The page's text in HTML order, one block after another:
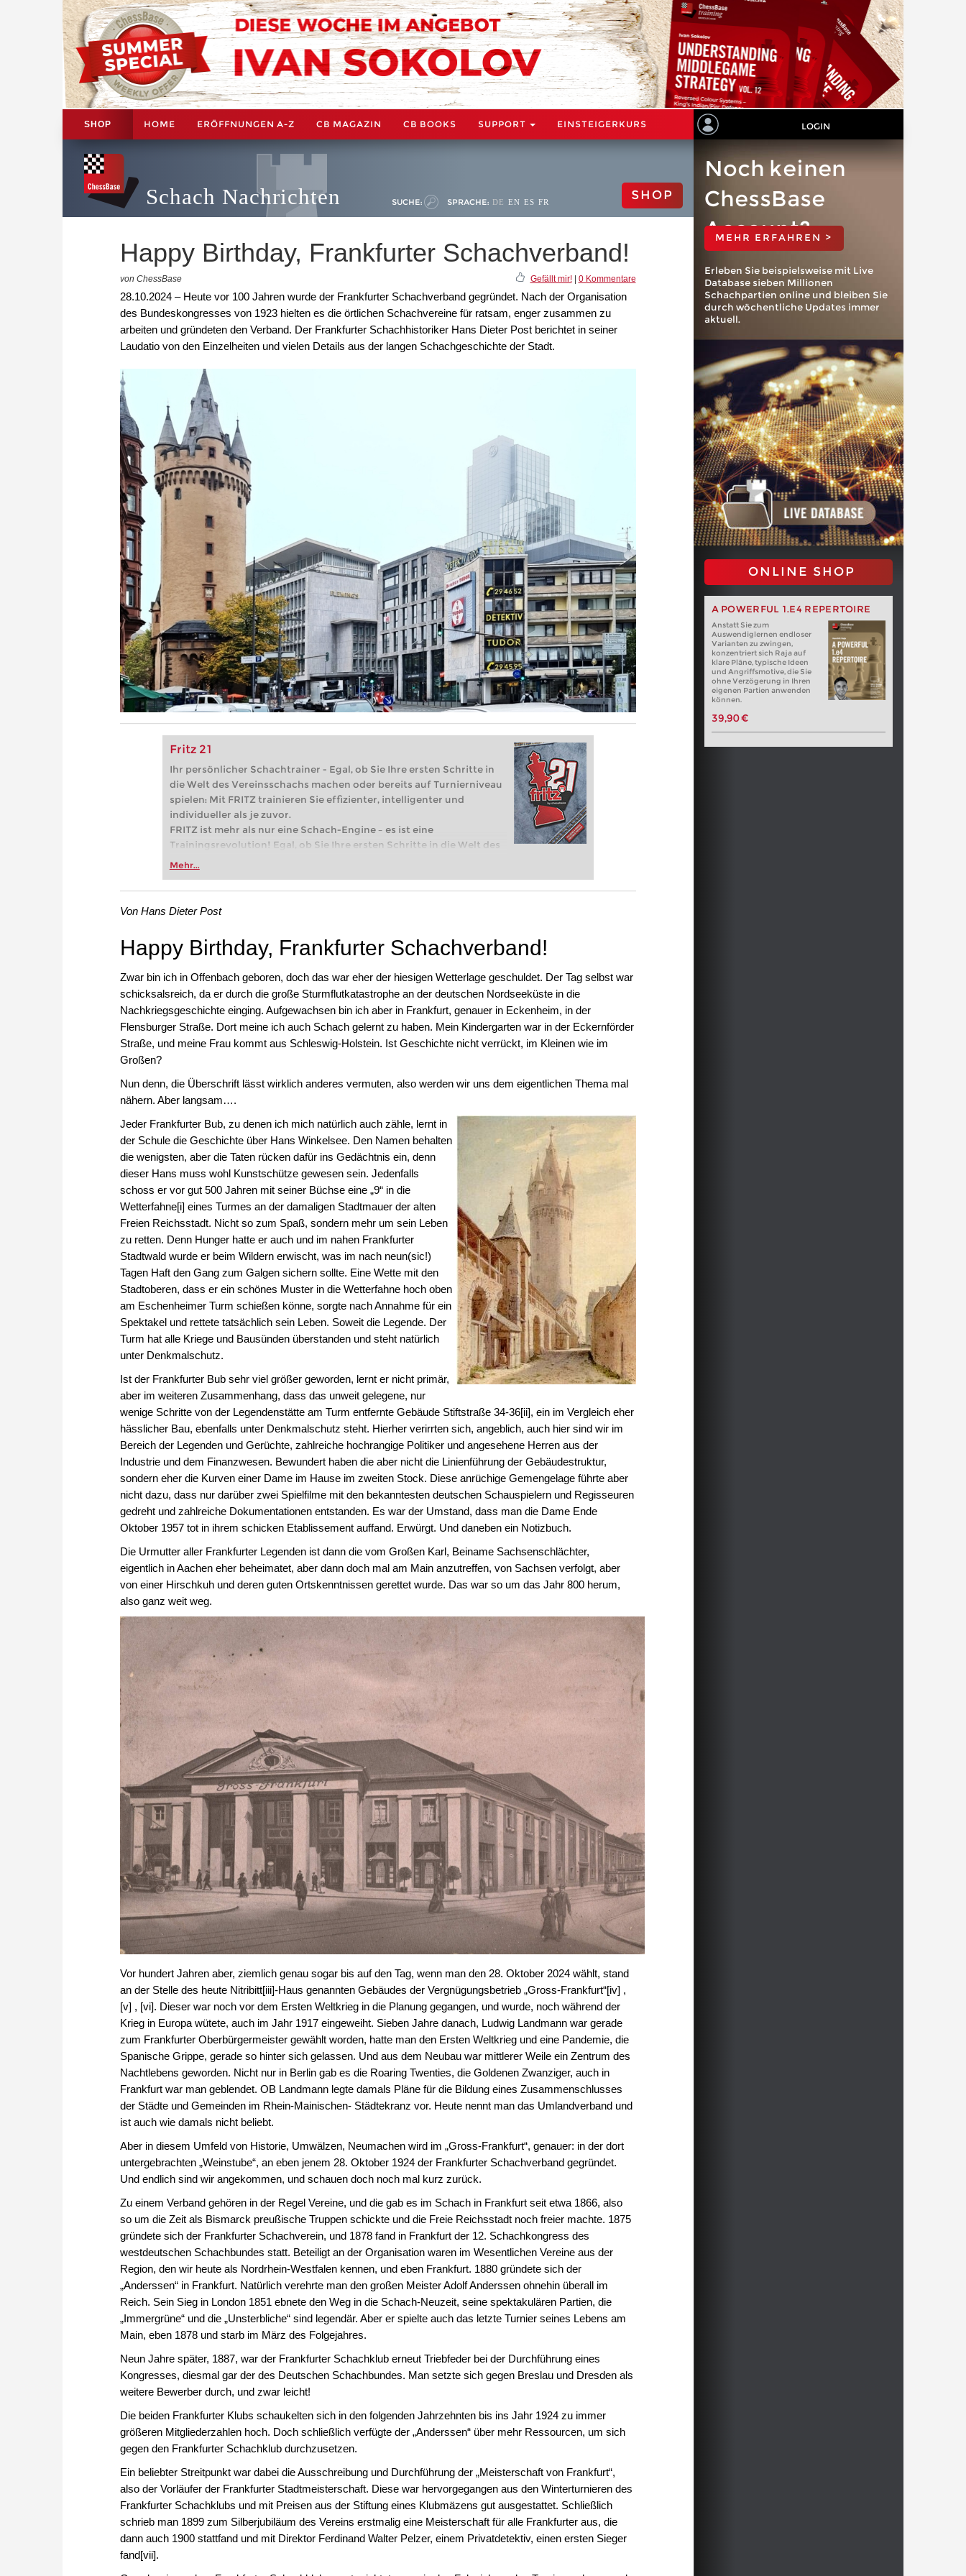
SHOP HOME ERÖFFNUNGEN A-Z CB MAGAZIN CB BOOKS SUPPORT EINSTEIGERKURS LOGIN
Schach Nachrichten SUCHE: SPRACHE: DE EN ES FR SHOP
Happy Birthday, Frankfurter Schachverband!
von ChessBase Gefällt mir!| 0 Kommentare
28.10.2024 – Heute vor 100 Jahren wurde der Frankfurter Schachverband gegründet. Nach der Organisation
des Bundeskongresses von 1923 hielten es die örtlichen Schachvereine für ratsam, enger zusammen zu
arbeiten und gründeten den Verband. Der Frankfurter Schachhistoriker Hans Dieter Post berichtet in seiner
Laudatio von den Einzelheiten und vielen Details aus der langen Schachgeschichte der Stadt.
Fritz 21
Ihr persönlicher Schachtrainer - Egal, ob Sie Ihre ersten Schritte in
die Welt des Vereinsschachs machen oder bereits auf Turnierniveau
spielen: Mit FRITZ trainieren Sie effizienter, intelligenter und
individueller als je zuvor.
FRITZ ist mehr als nur eine Schach-Engine – es ist eine
Trainingsrevolution! Egal, ob Sie Ihre ersten Schritte in die Welt des
Vereinsschachs machen oder bereits auf Turnierniveau spielen: Mit
zuvor.
Mehr...
Noch keinen
ChessBase
Account?
MEHR ERFAHREN >
Erleben Sie beispielsweise mit Live
Database sieben Millionen
Schachpartien online und bleiben Sie
durch wöchentliche Updates immer
aktuell.
ONLINE SHOP
A POWERFUL 1.E4 REPERTOIRE
Anstatt Sie zum
Auswendiglernen endloser
Varianten zu zwingen,
konzentriert sich Raja auf
klare Pläne, typische Ideen
und Angriffsmotive, die Sie
ohne Verzögerung in Ihren
eigenen Partien anwenden
können.
39,90 €
Von Hans Dieter Post
Happy Birthday, Frankfurter Schachverband!
Zwar bin ich in Offenbach geboren, doch das war eher der hiesigen Wetterlage geschuldet. Der Tag selbst war
schicksalsreich, da er durch die große Sturmflutkatastrophe an der deutschen Nordseeküste in die
Nachkriegsgeschichte einging. Aufgewachsen bin ich aber in Frankfurt, genauer in Eckenheim, in der
Flensburger Straße. Dort meine ich auch Schach gelernt zu haben. Mein Kindergarten war in der Eckernförder
Straße, und meine Frau kommt aus Schleswig-Holstein. Ist Geschichte nicht verrückt, im Kleinen wie im
Großen?
Nun denn, die Überschrift lässt wirklich anderes vermuten, also werden wir uns dem eigentlichen Thema mal
nähern. Aber langsam….
Jeder Frankfurter Bub, zu denen ich mich natürlich auch zähle, lernt in
der Schule die Geschichte über Hans Winkelsee. Den Namen behalten
die wenigsten, aber die Taten rücken dafür ins Gedächtnis ein, denn
dieser Hans muss wohl Kunstschütze gewesen sein. Jedenfalls
schoss er vor gut 500 Jahren mit seiner Büchse eine „9“ in die
Wetterfahne[i] eines Turmes an der damaligen Stadtmauer der alten
Freien Reichsstadt. Nicht so zum Spaß, sondern mehr um sein Leben
zu retten. Denn Hunger hatte er auch und im nahen Frankfurter
Stadtwald wurde er beim Wildern erwischt, was im nach neun(sic!)
Tagen Haft den Gang zum Galgen sichern sollte. Eine Wette mit den
Stadtoberen, dass er ein schönes Muster in die Wetterfahne hoch oben
am Eschenheimer Turm schießen könne, sorgte nach Annahme für ein
Spektakel und rettete tatsächlich sein Leben. Soweit die Legende. Der
Turm hat alle Kriege und Bausünden überstanden und steht natürlich
unter Denkmalschutz.
Ist der Frankfurter Bub sehr viel größer geworden, lernt er nicht primär,
aber im weiteren Zusammenhang, dass das unweit gelegene, nur
wenige Schritte von der Legendenstätte am Turm entfernte Gebäude Stiftstraße 34-36[ii], ein im Vergleich eher
hässlicher Bau, ebenfalls unter Denkmalschutz steht. Hierher verirrten sich, angeblich, auch hier sind wir im
Bereich der Legenden und Gerüchte, zahlreiche hochrangige Politiker und angesehene Herren aus der
Industrie und dem Finanzwesen. Bewundert haben die aber nicht die Linienführung der Gebäudestruktur,
sondern eher die Kurven einer Dame im Hause im zweiten Stock. Diese anrüchige Gemengelage führte aber
nicht dazu, dass nur darüber zwei Spielfilme mit den bekanntesten deutschen Schauspielern und Regisseuren
gedreht und zahlreiche Dokumentationen entstanden. Es war der Umstand, dass man die Dame Ende
Oktober 1957 tot in ihrem schicken Etablissement auffand. Erwürgt. Und daneben ein Notizbuch.
Die Urmutter aller Frankfurter Legenden ist dann die vom Großen Karl, Beiname Sachsenschlächter,
eigentlich in Aachen eher beheimatet, aber dann doch mal am Main anzutreffen, von Sachsen verfolgt, aber
von einer Hirschkuh und deren guten Ortskenntnissen gerettet wurde. Das war so um das Jahr 800 herum,
also ganz weit weg.
Vor hundert Jahren aber, ziemlich genau sogar bis auf den Tag, wenn man den 28. Oktober 2024 wählt, stand
an der Stelle des heute Nitribitt[iii]-Haus genannten Gebäudes der Vergnügungsbetrieb „Gross-Frankfurt“[iv] ,
[v] , [vi]. Dieser war noch vor dem Ersten Weltkrieg in die Planung gegangen, und wurde, noch während der
Krieg in Europa wütete, auch im Jahr 1917 eingeweiht. Sieben Jahre danach, Ludwig Landmann war gerade
zum Frankfurter Oberbürgermeister gewählt worden, hatte man den Ersten Weltkrieg und eine Pandemie, die
Spanische Grippe, gerade so hinter sich gelassen. Und aus dem Neubau war mittlerer Weile ein Zentrum des
Nachtlebens geworden. Nicht nur in Berlin gab es die Roaring Twenties, die Goldenen Zwanziger, auch in
Frankfurt war man geblendet. OB Landmann legte damals Pläne für die Bildung eines Zusammenschlusses
der Städte und Gemeinden im Rhein-Mainischen- Städtekranz vor. Heute nennt man das Umlandverband und
ist auch wie damals nicht beliebt.
Aber in diesem Umfeld von Historie, Umwälzen, Neumachen wird im „Gross-Frankfurt“, genauer: in der dort
untergebrachten „Weinstube“, an eben jenem 28. Oktober 1924 der Frankfurter Schachverband gegründet.
Und endlich sind wir angekommen, und schauen doch noch mal kurz zurück.
Zu einem Verband gehören in der Regel Vereine, und die gab es im Schach in Frankfurt seit etwa 1866, also
so um die Zeit als Bismarck preußische Truppen schickte und die Freie Reichsstadt noch freier machte. 1875
gründete sich der Frankfurter Schachverein, und 1878 fand in Frankfurt der 12. Schachkongress des
westdeutschen Schachbundes statt. Beteiligt an der Organisation waren im Wesentlichen Vereine aus der
Region, den wir heute als Nordrhein-Westfalen kennen, und eben Frankfurt. 1880 gründete sich der
„Anderssen“ in Frankfurt. Natürlich verehrte man den großen Meister Adolf Anderssen ohnehin überall im
Reich. Sein Sieg in London 1851 ebnete den Weg in die Schach-Neuzeit, seine spektakulären Partien, die
„Immergrüne“ und die „Unsterbliche“ sind legendär. Aber er spielte auch das letzte Turnier seines Lebens am
Main, eben 1878 und starb im März des Folgejahres.
Neun Jahre später, 1887, war der Frankfurter Schachklub erneut Triebfeder bei der Durchführung eines
Kongresses, diesmal gar der des Deutschen Schachbundes. Man setzte sich gegen Breslau und Dresden als
weitere Bewerber durch, und zwar leicht!
Die beiden Frankfurter Klubs schaukelten sich in den folgenden Jahrzehnten bis ins Jahr 1924 zu immer
größeren Mitgliederzahlen hoch. Doch schließlich verfügte der „Anderssen“ über mehr Ressourcen, um sich
gegen den Frankfurter Schachklub durchzusetzen.
Ein beliebter Streitpunkt war dabei die Ausschreibung und Durchführung der „Meisterschaft von Frankfurt“,
also der Vorläufer der Frankfurter Stadtmeisterschaft. Diese war hervorgegangen aus den Winterturnieren des
Frankfurter Schachklubs und mit Preisen aus der Stiftung eines Klubmäzens gut ausgestattet. Schließlich
schrieb man 1899 zum Silberjubiläum des Vereins erstmalig eine Meisterschaft für alle Frankfurter aus, die
dann auch 1900 stattfand und mit Direktor Ferdinand Walter Pelzer, einem Privatdetektiv, einen ersten Sieger
fand[vii].